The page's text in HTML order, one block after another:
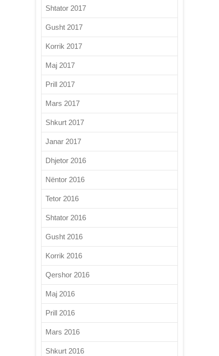
Shtator 2017
Gusht 2017
Korrik 2017
Maj 2017
Prill 2017
Mars 2017
Shkurt 2017
Janar 2017
Dhjetor 2016
Nëntor 2016
Tetor 2016
Shtator 2016
Gusht 2016
Korrik 2016
Qershor 2016
Maj 2016
Prill 2016
Mars 2016
Shkurt 2016